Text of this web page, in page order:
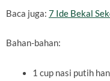
Baca juga: 7 Ide Bekal
Bahan-bahan:
1 cup nasi putih